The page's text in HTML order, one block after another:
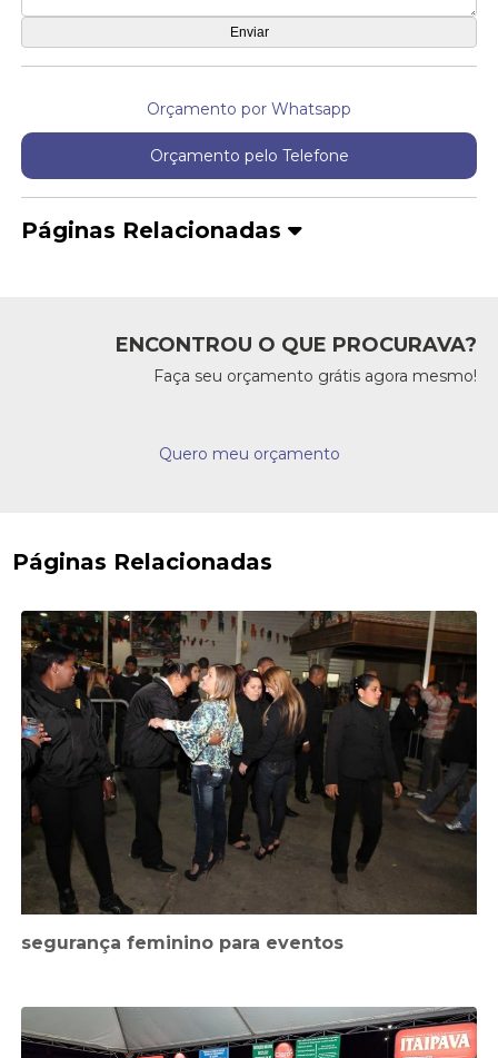
Orçamento por Whatsapp
Orçamento pelo Telefone
Páginas Relacionadas
ENCONTROU O QUE PROCURAVA?
Faça seu orçamento grátis agora mesmo!
Quero meu orçamento
Páginas Relacionadas
segurança feminino para eventos